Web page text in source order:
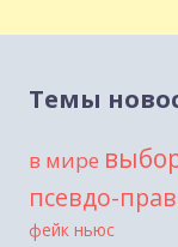
Темы
в мире
псевдо-
фейк ньюс